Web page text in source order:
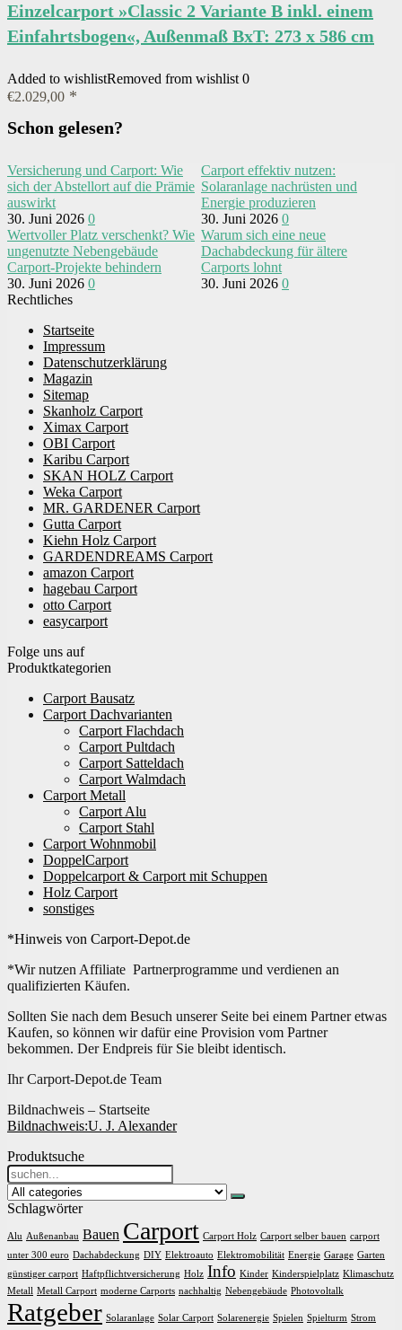
Einzelcarport »Classic 2 Variante B inkl. einem
Einfahrtsbogen«, Außenmaß BxT: 273 x 586 cm
Added to wishlistRemoved from wishlist 0
€2.029,00
Schon gelesen?
Versicherung und Carport: Wie
sich der Abstellort auf die Prämie
auswirkt
30. Juni 2026 0
Carport effektiv nutzen:
Solaranlage nachrüsten und
Energie produzieren
30. Juni 2026 0
Wertvoller Platz verschenkt? Wie
ungenutzte Nebengebäude
Carport-Projekte behindern
30. Juni 2026 0
Warum sich eine neue
Dachabdeckung für ältere
Carports lohnt
30. Juni 2026 0
Rechtliches
Startseite
Impressum
Datenschutzerklärung
Magazin
Sitemap
Skanholz Carport
Ximax Carport
OBI Carport
Karibu Carport
SKAN HOLZ Carport
Weka Carport
MR. GARDENER Carport
Gutta Carport
Kiehn Holz Carport
GARDENDREAMS Carport
amazon Carport
hagebau Carport
otto Carport
easycarport
Folge uns auf
Produktkategorien
Carport Bausatz
Carport Dachvarianten
Carport Flachdach
Carport Pultdach
Carport Satteldach
Carport Walmdach
Carport Metall
Carport Alu
Carport Stahl
Carport Wohnmobil
DoppelCarport
Doppelcarport & Carport mit Schuppen
Holz Carport
sonstiges
*Hinweis von Carport-Depot.de
*Wir nutzen Affiliate Partnerprogramme und verdienen an
qualifizierten Käufen.
Sollten Sie nach dem Besuch unserer Seite bei einem Partner etwas
Kaufen, so können wir dafür eine Provision vom Partner
bekommen. Der Endpreis für Sie bleibt identisch.
Ihr Carport-Depot.de Team
Bildnachweis – Startseite
Bildnachweis:U. J. Alexander
Produktsuche
Search
for:
Schlagwörter
Alu Außenanbau Bauen Carport Carport Holz Carport selber bauen carport
unter 300 euro Dachabdeckung DIY Elektroauto Elektromobilität Energie Garage Garten
günstiger carport Haftpflichtversicherung Holz Info Kinder Kinderspielplatz Klimaschutz
Metall Metall Carport moderne Carports nachhaltig Nebengebäude Photovoltalk
Ratgeber Solaranlage Solar Carport Solarenergie Spielen Spielturm Strom